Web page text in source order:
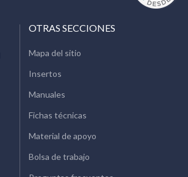
OTRAS SECCIONES
Mapa del sitio
Insertos
Manuales
Fichas técnicas
Material de apoyo
Bolsa de trabajo